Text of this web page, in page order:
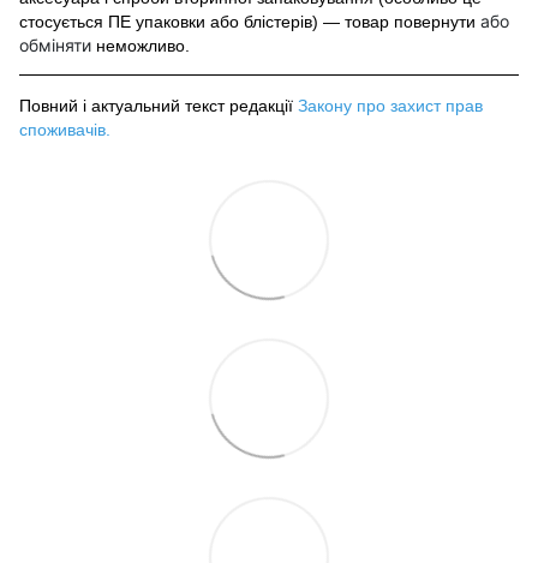
стосується ПЕ упаковки або блістерів) — товар повернути або
обміняти неможливо.
Повний і актуальний текст редакції Закону про захист прав
споживачів